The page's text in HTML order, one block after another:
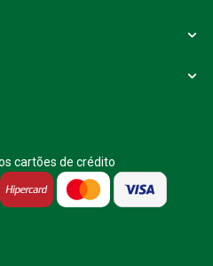
cartões de crédito